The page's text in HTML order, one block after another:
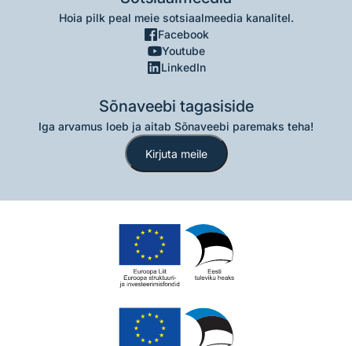
Hoia pilk peal meie sotsiaalmeedia kanalitel.
Facebook
Youtube
LinkedIn
Sõnaveebi tagasiside
Iga arvamus loeb ja aitab Sõnaveebi paremaks teha!
Kirjuta meile